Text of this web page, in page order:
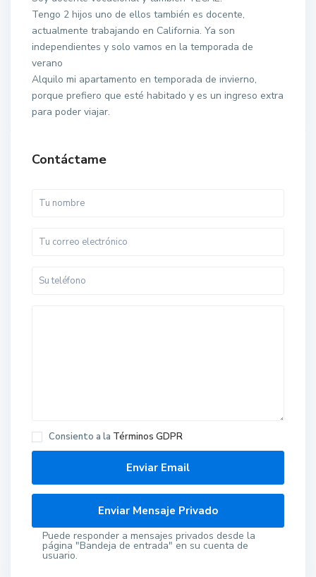
Tengo 2 hijos uno de ellos también es docente,
actualmente trabajando en California. Ya son
independientes y solo vamos en la temporada de
verano
Alquilo mi apartamento en temporada de invierno,
porque prefiero que esté habitado y es un ingreso extra
para poder viajar.
Contáctame
Consiento a la Términos GDPR
Puede responder a mensajes privados desde la
página "Bandeja de entrada" en su cuenta de
usuario.